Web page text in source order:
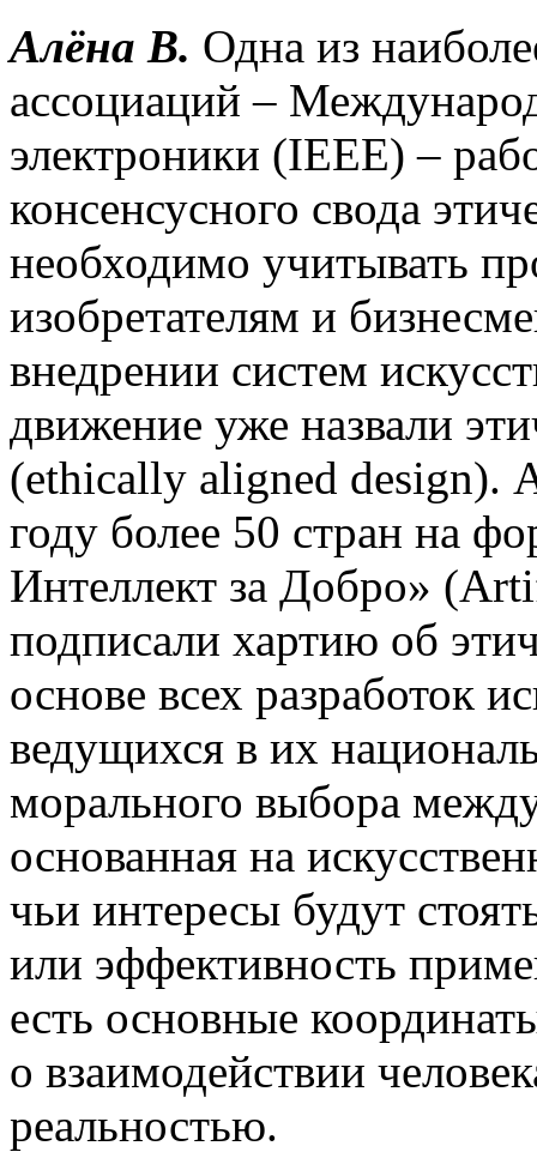
Алёна В. Одна из
ассоциаций –
электроники (IEEE) –
консенсусного свода
необходимо учитывать
изобретателям и
внедрении систем
движение уже назвали
(ethically aligned design).
году более 50 стран на
Интеллект за Добро»
подписали хартию об
основе всех разработок
ведущихся в их
морального выбора
основанная на
чьи интересы будут
или эффективность
есть основные
о взаимодействии
реальностью.